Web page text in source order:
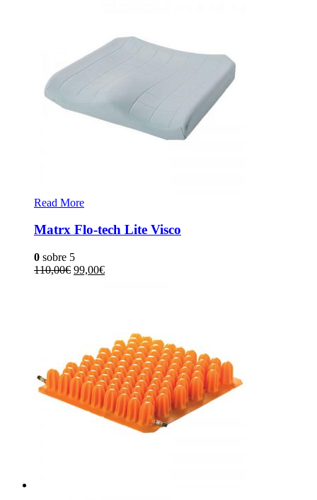
Read More
Matrx Flo-tech Lite Visco
0 sobre 5
110,00€ 99,00€